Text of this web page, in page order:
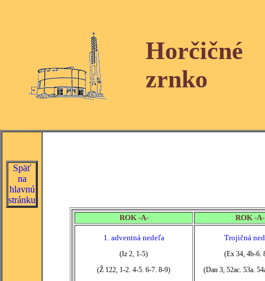
Horčičné
zrnko
Späť
na
hlavnú
stránku
ROK -A- ROK -A-
1. adventná nedeľa
(Iz 2, 1-5)
(Ž 122, 1-2. 4-5. 6-7. 8-9)
Trojičná
(Ex 34, 4b-6.
(Dan 3, 52ac. 53a.